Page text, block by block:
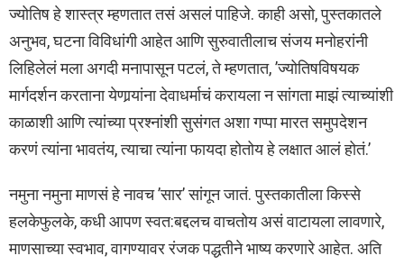
ज्योतिष हे शास्त्र म्हणतात तसं असलं पाहिजे. काही असो, पुस्तकातले
अनुभव, घटना विविधांगी आहेत आणि सुरुवातीलाच संजय मनोहरांनी
लिहिलेलं मला अगदी मनापासून पटलं, ते म्हणतात, ’ज्योतिषविषयक
मार्गदर्शन करताना येणार्‍यांना देवाधर्माचं करायला न सांगता माझं त्याच्यांशी
काळाशी आणि त्यांच्या प्रश्नांशी सुसंगत अशा गप्पा मारत समुपदेशन
करणं त्यांना भावतंय, त्याचा त्यांना फायदा होतोय हे लक्षात आलं होतं.’
नमुना नमुना माणसं हे नावच ’सार’ सांगून जातं. पुस्तकातीला किस्से
हलकेफुलके, कधी आपण स्वत:बद्दलच वाचतोय असं वाटायला लावणारे,
माणसाच्या स्वभाव, वागण्यावर रंजक पद्धतीने भाष्य करणारे आहेत. अति